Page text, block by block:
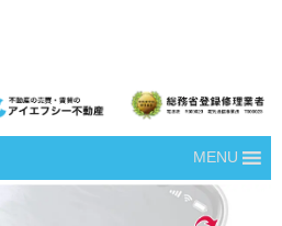
MENU